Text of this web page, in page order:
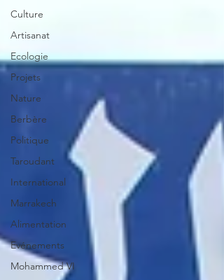
Culture
Artisanat
Ecologie
Projets
Nature
Berbère
Politique
Taroudant
International
Marrakech
Alimentation
Evénements
Mohammed VI